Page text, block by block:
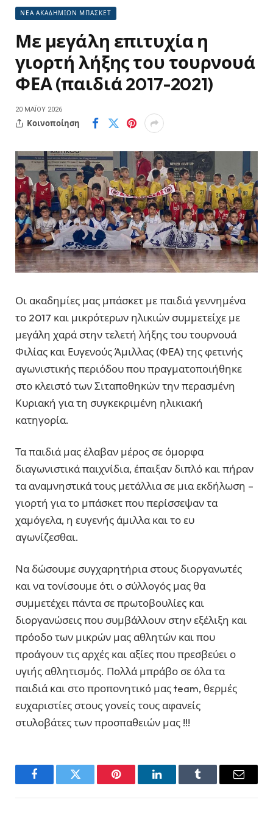
ΝΕΑ ΑΚΑΔΗΜΙΩΝ ΜΠΑΣΚΕΤ
Με μεγάλη επιτυχία η
γιορτή λήξης του τουρνουά
ΦΕΑ (παιδιά 2017-2021)
20 ΜΑΪ́ΟΥ 2026
Κοινοποίηση
Οι ακαδημίες μας μπάσκετ με παιδιά γεννημένα
το 2017 και μικρότερων ηλικιών συμμετείχε με
μεγάλη χαρά στην τελετή λήξης του τουρνουά
Φιλίας και Ευγενούς Άμιλλας (ΦΕΑ) της φετινής
αγωνιστικής περιόδου που πραγματοποιήθηκε
στο κλειστό των Σιταποθηκών την περασμένη
Κυριακή για τη συγκεκριμένη ηλικιακή
κατηγορία.
Τα παιδιά μας έλαβαν μέρος σε όμορφα
διαγωνιστικά παιχνίδια, έπαιξαν διπλό και πήραν
τα αναμνηστικά τους μετάλλια σε μια εκδήλωση –
γιορτή για το μπάσκετ που περίσσεψαν τα
χαμόγελα, η ευγενής άμιλλα και το ευ
αγωνίζεσθαι.
Να δώσουμε συγχαρητήρια στους διοργανωτές
και να τονίσουμε ότι ο σύλλογός μας θα
συμμετέχει πάντα σε πρωτοβουλίες και
διοργανώσεις που συμβάλλουν στην εξέλιξη και
πρόοδο των μικρών μας αθλητών και που
προάγουν τις αρχές και αξίες που πρεσβεύει ο
υγιής αθλητισμός. Πολλά μπράβο σε όλα τα
παιδιά και στο προπονητικό μας team, θερμές
ευχαριστίες στους γονείς τους αφανείς
στυλοβάτες των προσπαθειών μας !!!
FacebookTwitter Pinterest LinkedInTumblr Email